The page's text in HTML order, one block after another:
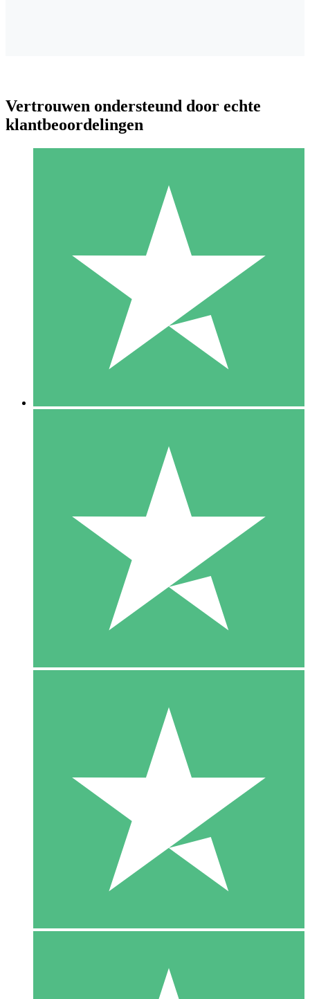
Individuele Creditpakketten
Betaal per gebruik met downloadtegoeden. Geen maandelijkse
1000
10 Downloaden
20 00
Vertrouwen ondersteund door echte
klantbeoordelingen